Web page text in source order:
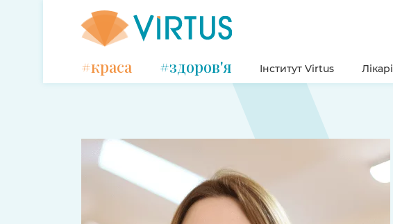
#краса #здоров'я Інститут Virtus Лікарі